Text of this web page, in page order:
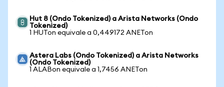
Hut 8 (Ondo Tokenized) a Arista Networks (Ondo
Tokenized)
1 HUTon equivale a 0,449172 ANETon
Astera Labs (Ondo Tokenized) a Arista Networks
(Ondo Tokenized)
1 ALABon equivale a 1,7456 ANETon